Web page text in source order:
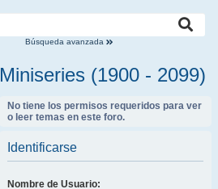
Búsqueda avanzada
Miniseries (1900 - 2099)
No tiene los permisos requeridos para ver
o leer temas en este foro.
Identificarse
Nombre de Usuario: